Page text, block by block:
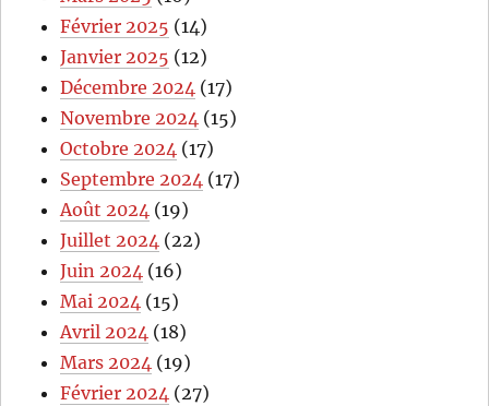
Février 2025 (14)
Janvier 2025 (12)
Décembre 2024 (17)
Novembre 2024 (15)
Octobre 2024 (17)
Septembre 2024 (17)
Août 2024 (19)
Juillet 2024 (22)
Juin 2024 (16)
Mai 2024 (15)
Avril 2024 (18)
Mars 2024 (19)
Février 2024 (27)